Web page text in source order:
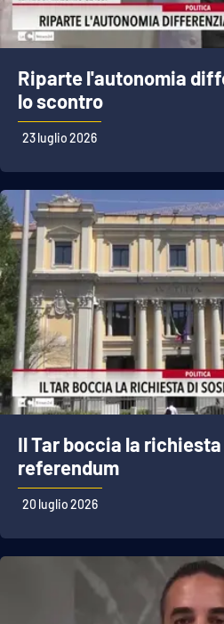
Riparte l'autonomia
lo scontro
23 luglio 2026
Il Tar boccia la
referendum
20 luglio 2026